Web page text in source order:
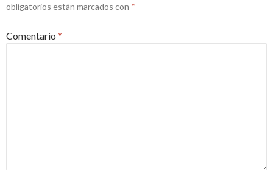
obligatorios están marcados con *
Comentario *